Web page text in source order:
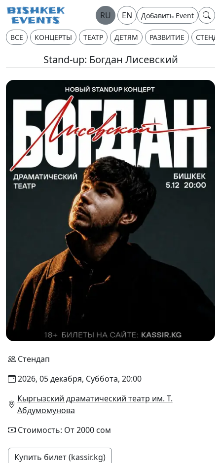
RU EN Добавить Event
ВСЕ КОНЦЕРТЫ ТЕАТР ДЕТЯМ РАЗВИТИЕ
Stand-up: Богдан Лисевский
Стендап
2026, 05 декабря, Суббота, 20:00
Кыргызский драматический театр им. Т.
Абдумомунова
Стоимость: От 2000 сом
Купить билет (kassir.kg)